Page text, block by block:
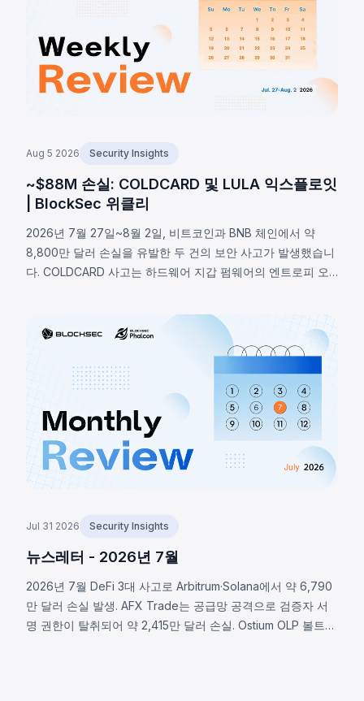
Aug 5 2026 Security Insights
~$88M 손실: COLDCARD 및 LULA 익스플로잇
| BlockSec 위클리
2026년 7월 27일~8월 2일, 비트코인과 BNB 체인에서 약
8,800만 달러 손실을 유발한 두 건의 보안 사고가 발생했습니
다. COLDCARD 사고는 하드웨어 지갑 펌웨어의 엔트로피 오
BNB 체인의 LULA 토큰은 비즈니스 로직 취약점으로
`recycle()` 함수가 악용되어 PancakeSwap V2 유동성에서
약 57만 8천 달러가 유출됐습니다.
Jul 31 2026 Security Insights
뉴스레터 - 2026년 7월
2026년 7월 DeFi 3대 사고로 Arbitrum·Solana에서 약 6,790
만 달러 손실 발생. AFX Trade는 공급망 공격으로 검증자 서
명 권한이 탈취되어 약 2,415만 달러 손실. Ostium OLP 볼트는